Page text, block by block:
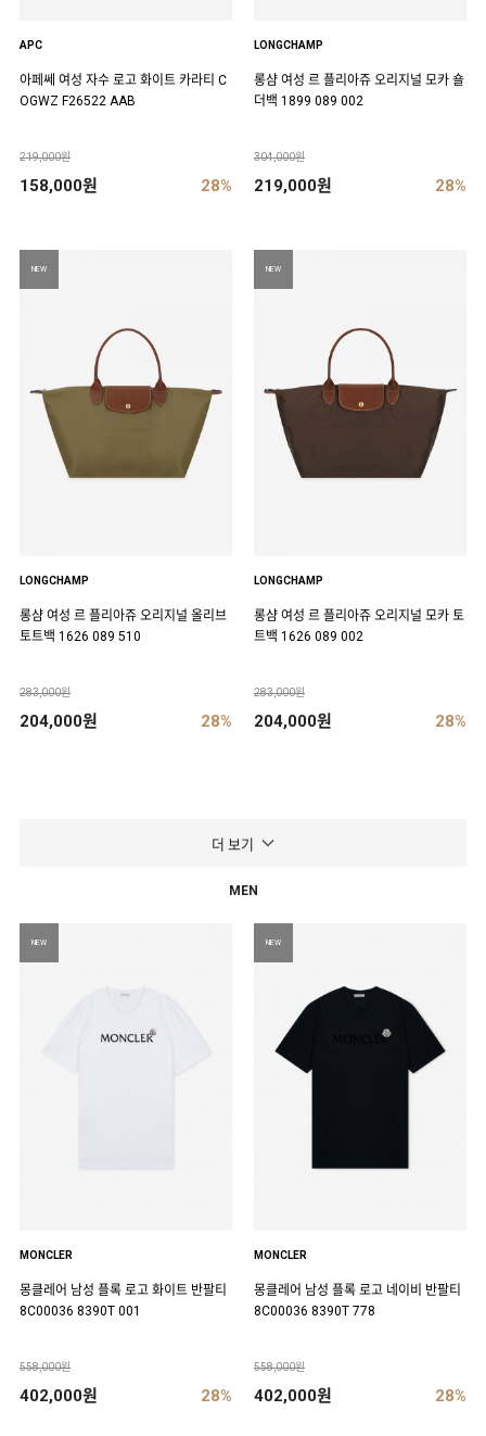
APC
아페쎄 여성 자수 로고 화이트 카라티 C
OGWZ F26522 AAB
219,000원
158,000원 28%
LONGCHAMP
롱샴 여성 르 플리아쥬 오리지널 모카 숄
더백 1899 089 002
304,000원
219,000원 28%
NEW
LONGCHAMP
롱샴 여성 르 플리아쥬 오리지널 올리브
토트백 1626 089 510
283,000원
204,000원 28%
NEW
LONGCHAMP
롱샴 여성 르 플리아쥬 오리지널 모카 토
트백 1626 089 002
283,000원
204,000원 28%
더 보기
MEN
NEW
MONCLER
몽클레어 남성 플록 로고 화이트 반팔티
8C00036 8390T 001
558,000원
402,000원 28%
NEW
MONCLER
몽클레어 남성 플록 로고 네이비 반팔티
8C00036 8390T 778
558,000원
402,000원 28%